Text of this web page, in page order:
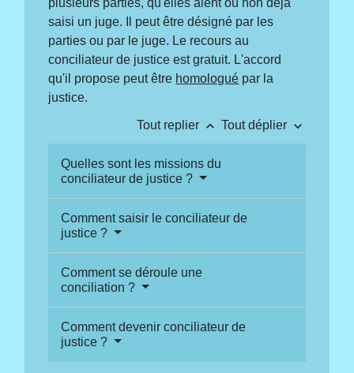
saisi un juge. Il peut être désigné par les
parties ou par le juge. Le recours au
conciliateur de justice est gratuit. L'accord
qu'il propose peut être homologué par la
justice.
Tout replier keyboard_arrow_up Tout déplier keyboard_arrow_down
Quelles sont les missions du
conciliateur de justice ?
Comment saisir le conciliateur de
justice ?
Comment se déroule une
conciliation ?
Comment devenir conciliateur de
justice ?